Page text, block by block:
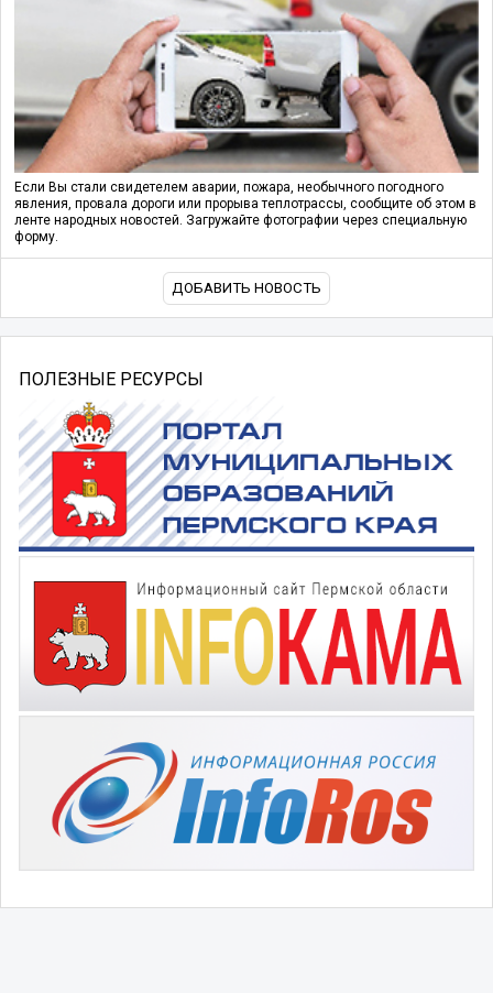
Если Вы стали свидетелем аварии, пожара, необычного погодного
явления, провала дороги или прорыва теплотрассы, сообщите об этом в
ленте народных новостей. Загружайте фотографии через специальную
форму.
ДОБАВИТЬ НОВОСТЬ
ПОЛЕЗНЫЕ РЕСУРСЫ